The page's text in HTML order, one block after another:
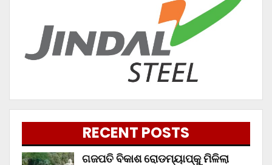
RECENT POSTS
ଗଜପତି ବିକାଶ ରୋଡମ୍ୟାପ୍‌କୁ ମିଳିଲା